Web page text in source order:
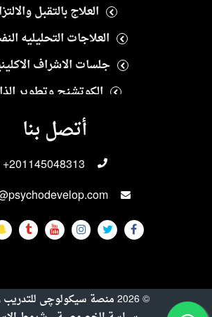
العلاج بالتقبل
العلاجات التحليليه
جلسات الاشراف
الكوتشنج وتطوير
العلاج النفسى الايجابى
العلاجات الانسانيه
العلاجات الاسريه
الاختبارات والمقاييس
علاجات الادمان
التربيه الخاصه
أتصل بنا
+201145048313
©
2026منصة سيكولوچى للتدريب